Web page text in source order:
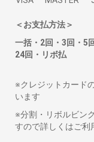
＜お支払方法＞
一括・2回・3回・5
24回・リボ払
※クレジットカード
いま
※分割・リボルビン
すので詳しくはご利